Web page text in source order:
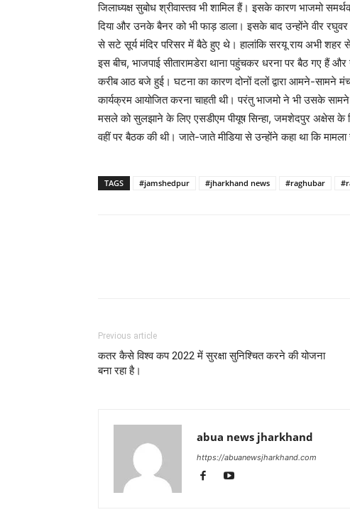
जिलाध्यक्ष सुबोध श्रीवास्तव भी शामिल हैं। इसके कारण भाजमो
दिया और उनके बैनर को भी फाड़ डाला। इसके बाद उन्होंने वीर
से सटे सूर्य मंदिर परिसर में बैठे हुए थे। हालांकि सरयू राय अभी शहर
इस बीच, भाजपाई सीतारामडेरा थाना पहुंचकर धरना पर बैठ गए हैं
करीब आठ बजे हुई। घटना का कारण दोनों दलों द्वारा आमने-सामने
कार्यक्रम आयोजित करना चाहती थी। परंतु भाजमो ने भी उसके
मसले को सुलझाने के लिए एसडीएम पीयूष सिन्हा, जमशेदपुर अक्षेस के
वहीं पर बैठक की थी। जाते-जाते मीडिया से उन्होंने कहा था कि
TAGS #jamshedpur #jharkhand news #raghubar
Previous article
कतर कैसे विश्व कप 2022 में सुरक्षा सुनिश्चित करने की योजना
बना रहा है।
abua news jharkhand
https://abuanewsjharkhand.com